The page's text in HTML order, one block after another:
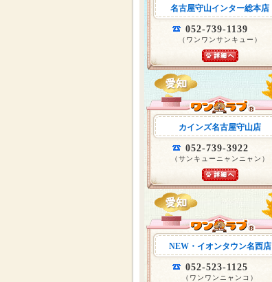
名古屋守山インター総本店
052-739-1139
（ワンワンサンキュー）
カインズ名古屋守山店
052-739-3922
（サンキューニャンニャン）
NEW・イオンタウン名西店
052-523-1125
（ワンワンニャンコ）